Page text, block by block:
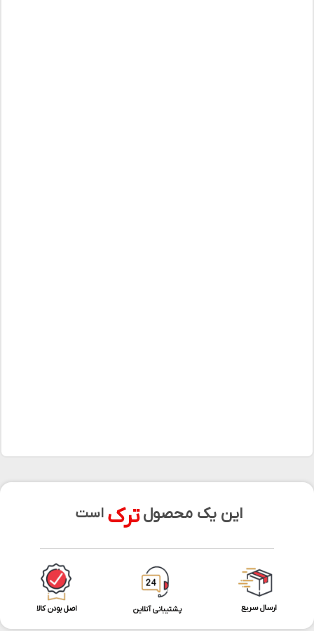
این یک محصول ترک است
ارسال سریع پشتیبانی آنلاین اصل بودن کالا